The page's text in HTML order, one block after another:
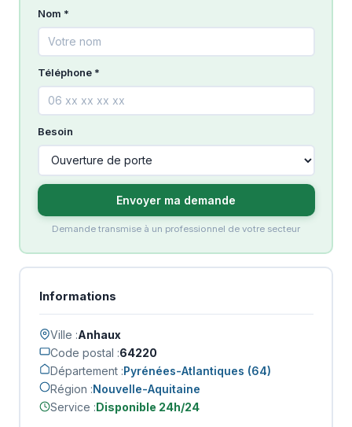
Nom *
Téléphone *
Besoin
Envoyer ma demande
Demande transmise à un professionnel de votre secteur
Informations
Ville :Anhaux
Code postal :64220
Département :Pyrénées-Atlantiques (64)
Région :Nouvelle-Aquitaine
Service :Disponible 24h/24